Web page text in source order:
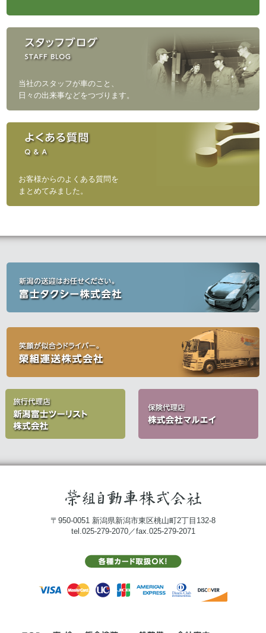
当社のスタッフが車のこと、
日々の出来事などをつづります。
お客様からのよくある質問を
まとめてみました。
〒950-0051 新潟県新潟市東区桃山町2丁目132-8
tel.025-279-2070／fax.025-279-2071